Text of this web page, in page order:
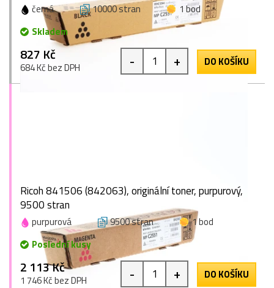
černá 10000 stran
1 bod
Skladem
827 Kč
684 Kč bez DPH - + DO KOŠÍKU
Ricoh 841506 (842063), originální toner, purpurový,
9500 stran
purpurová 9500 stran
1 bod
Poslední kusy
2 113 Kč
1 746 Kč bez DPH - + DO KOŠÍKU